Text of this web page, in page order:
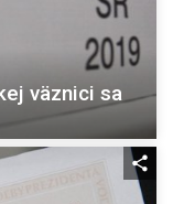
väznici sa